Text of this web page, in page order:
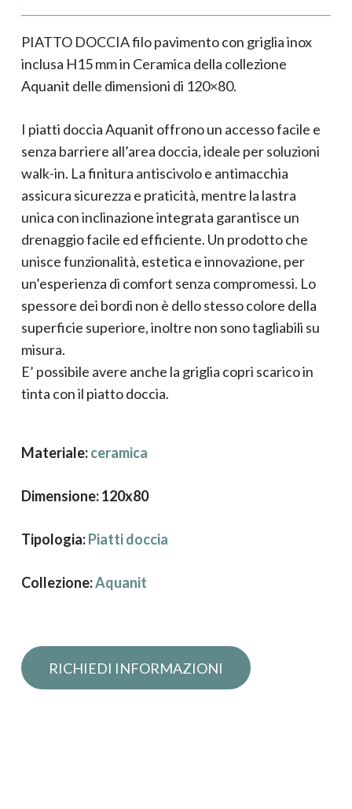
PIATTO DOCCIA filo pavimento con griglia inox
inclusa H15 mm in Ceramica della collezione
Aquanit delle dimensioni di 120×80.
I piatti doccia Aquanit offrono un accesso facile e
senza barriere all’area doccia, ideale per soluzioni
walk-in. La finitura antiscivolo e antimacchia
assicura sicurezza e praticità, mentre la lastra
unica con inclinazione integrata garantisce un
drenaggio facile ed efficiente. Un prodotto che
unisce funzionalità, estetica e innovazione, per
un’esperienza di comfort senza compromessi. Lo
spessore dei bordi non è dello stesso colore della
superficie superiore, inoltre non sono tagliabili su
misura.
E’ possibile avere anche la griglia copri scarico in
tinta con il piatto doccia.
Materiale:ceramica
Dimensione: 120x80
Tipologia:Piatti doccia
Collezione:Aquanit
Richiedi informazioni